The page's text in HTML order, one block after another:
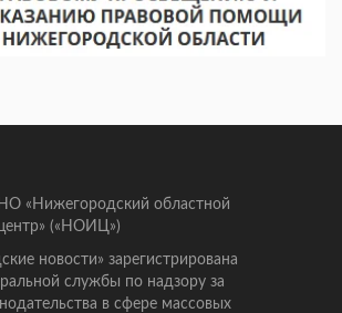
«Нижегородский областной
(«НОИЦ»)
новости» зарегистрирована
службы по надзору за
в сфере массовых